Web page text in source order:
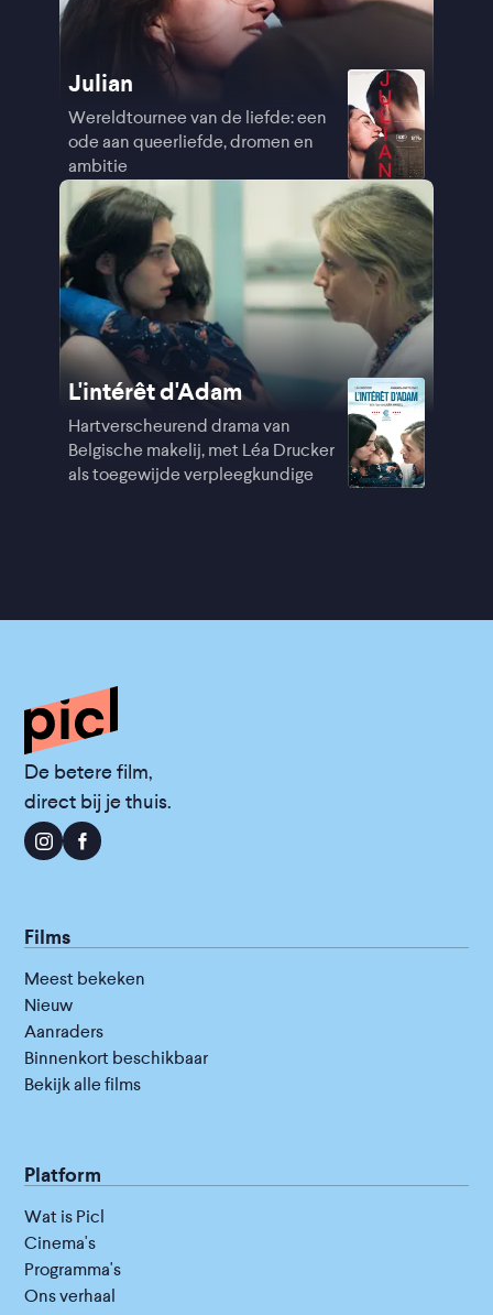
Julian
Wereldtournee van de liefde: een
ode aan queerliefde, dromen en
ambitie
L'intérêt d'Adam
Hartverscheurend drama van
Belgische makelij, met Léa Drucker
als toegewijde verpleegkundige
De betere film,
direct bij je thuis.
Films
Meest bekeken
Nieuw
Aanraders
Binnenkort beschikbaar
Bekijk alle films
Platform
Wat is Picl
Cinema's
Programma's
Ons verhaal